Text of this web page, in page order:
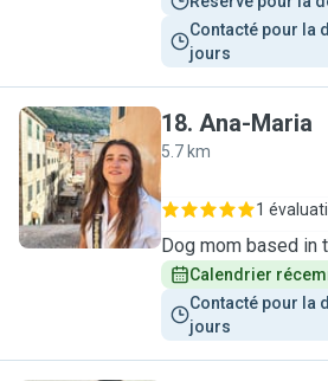
Contacté pour la
jours
A
18. Ana-Maria
5.7 km
1
Dog mom based in
Calendrier
Contacté pour la
jours